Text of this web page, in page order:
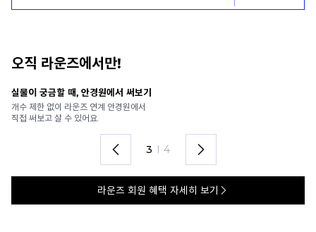
오직 라운즈에서만!
안경 렌즈 맞춤까지 한 번에
가까운 안경원으로 배송받아
렌즈 맞춤부터 피팅까지 편하게!
4 I 4
라운즈 회원 혜택 자세히 보기